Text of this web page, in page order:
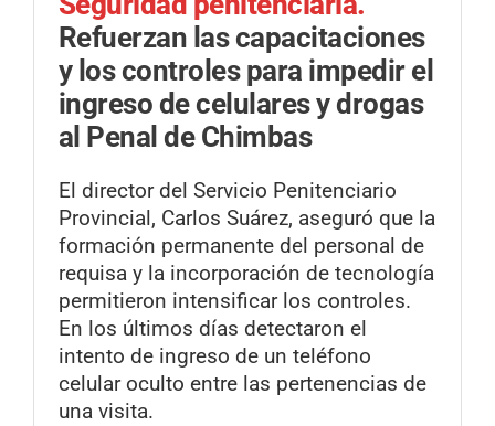
Refuerzan las capacitaciones
y los controles para impedir el
ingreso de celulares y drogas
al Penal de Chimbas
El director del Servicio Penitenciario
Provincial, Carlos Suárez, aseguró que la
formación permanente del personal de
requisa y la incorporación de tecnología
permitieron intensificar los controles.
En los últimos días detectaron el
intento de ingreso de un teléfono
celular oculto entre las pertenencias de
una visita.